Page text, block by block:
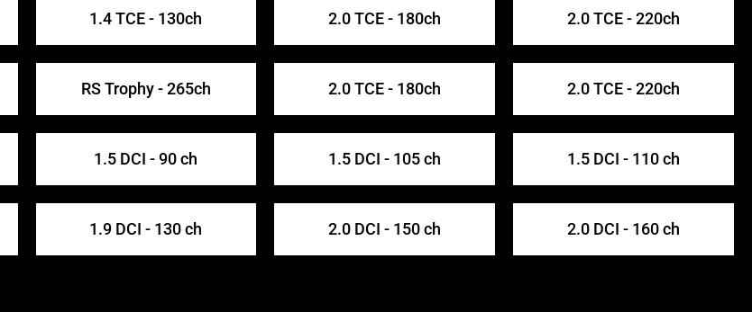
1.4 TCE - 130ch 2.0 TCE - 180ch 2.0 TCE - 220ch
RS Trophy - 265ch 2.0 TCE - 180ch 2.0 TCE - 220ch
1.5 DCI - 90 ch 1.5 DCI - 105 ch 1.5 DCI - 110 ch
1.9 DCI - 130 ch 2.0 DCI - 150 ch 2.0 DCI - 160 ch